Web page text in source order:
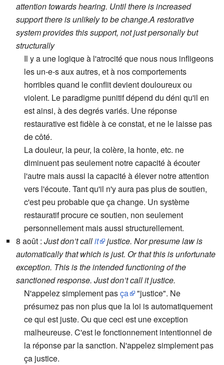
attention towards hearing. Until there is increased
support there is unlikely to be change.A restorative
system provides this support, not just personally but
structurally
Il y a une logique à l'atrocité que nous nous infligeons
les un-e-s aux autres, et à nos comportements
horribles quand le conflit devient douloureux ou
violent. Le paradigme punitif dépend du déni qu'il en
est ainsi, à des degrés variés. Une réponse
restaurative est fidèle à ce constat, et ne le laisse pas
de côté.
La douleur, la peur, la colère, la honte, etc. ne
diminuent pas seulement notre capacité à écouter
l'autre mais aussi la capacité à élever notre attention
vers l'écoute. Tant qu'il n'y aura pas plus de soutien,
c'est peu probable que ça change. Un système
restauratif procure ce soutien, non seulement
personnellement mais aussi structurellement.
8 août : Just don’t callit
justice. Nor presume law is
automatically that which is just. Or that this is unfortunate
exception. This is the intended functioning of the
sanctioned response. Just don’t call it justice.
N'appelez simplement pasça
"justice". Ne
présumez pas non plus que la loi is automatiquement
ce qui est juste. Ou que ceci est une exception
malheureuse. C'est le fonctionnement intentionnel de
la réponse par la sanction. N'appelez simplement pas
ça justice.